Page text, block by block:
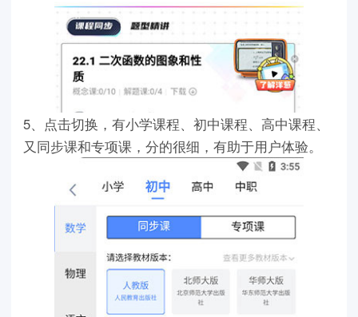
5、点击切换，有小学课程、初中课程、高中课程、
又同步课和专项课，分的很细，有助于用户体验。